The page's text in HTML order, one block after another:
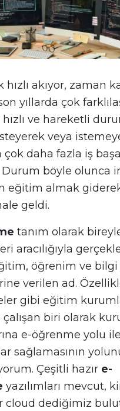
hızlı akıyor, zaman
yıllarda çok
ve hareketli
veya
çok daha fazla iş
Durum böyle olunca
eğitim almak
geldi.
tanım olarak
aracılığıyla
öğrenim ve
verilen ad.
gibi eğitim
çalışan biri olarak
e-öğrenme yolu
sağlamasının
Çeşitli hazır e-
yazılımları mevcut,
cloud dediğimiz